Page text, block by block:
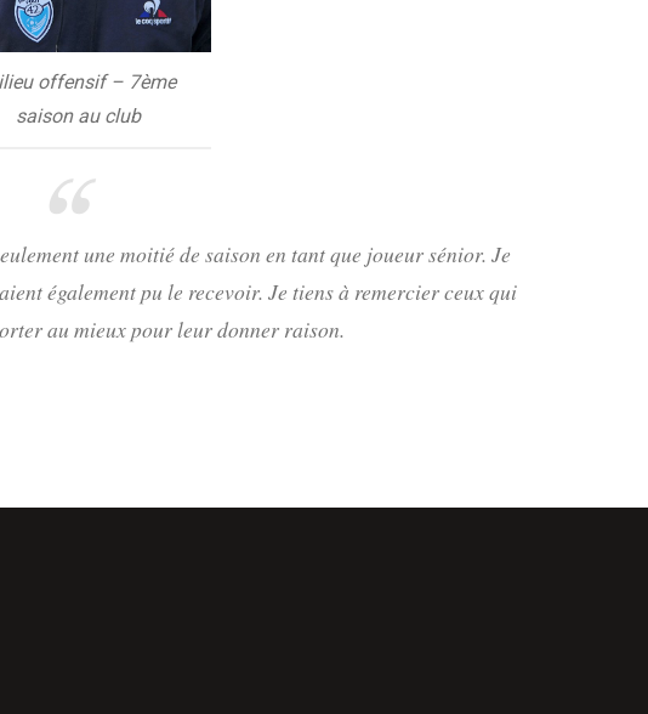
offensif – 7ème
saison au club
une moitié de saison en tant que joueur sénior. Je
également pu le recevoir. Je tiens à remercier ceux qui
au mieux pour leur donner raison.